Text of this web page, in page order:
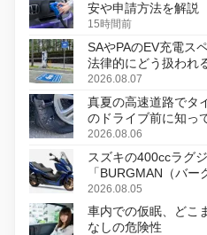
安や申請方法を解説
15時間前
SAやPAのEV充電ス
法律的にどう扱われ
2026.08.07
真夏の高速道路でタ
のドライブ前に知っ
2026.08.06
スズキの400ccラグ
「BURGMAN（バー
変更し、8月18日に発
2026.08.05
車内での仮眠、どこ
なしの危険性